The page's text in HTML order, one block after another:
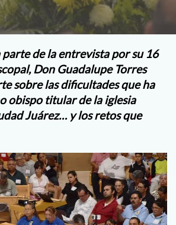
parte de la entrevista por su 16
Don Guadalupe Torres
sobre las dificultades que ha
obispo titular de la iglesia
Juárez… y los retos que